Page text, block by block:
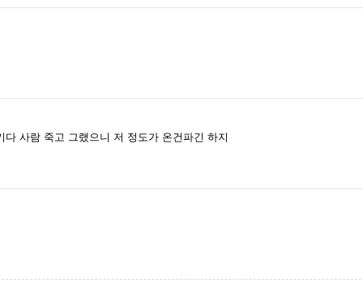
사람 죽고 그랬으니 저 정도가 온건파긴 하지